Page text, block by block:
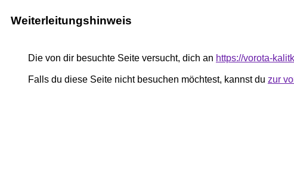
Weiterleitungshinweis
Die von dir besuchte Seite versucht, dich an https://vorota-
Falls du diese Seite nicht besuchen möchtest, kannst du zur